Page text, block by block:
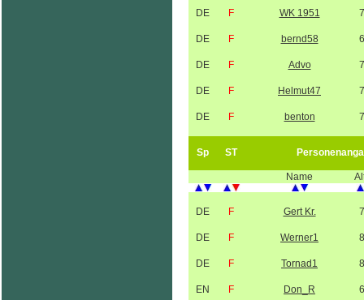
DE F WK 1951
DE F bernd58
DE F Advo
DE F Helmut47
DE F benton
Sp ST
Name
DE F Gert Kr.
DE F Werner1
DE F Tornad1
EN F Don_R